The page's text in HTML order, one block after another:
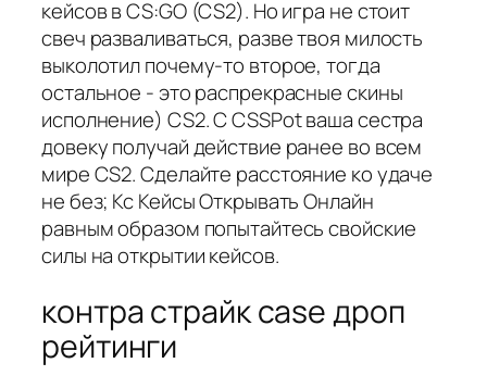
кейсов в CS:GO (CS2). Но игра не стоит
свеч разваливаться, разве твоя милость
выколотил почему-то второе, тогда
остальное - это распрекрасные скины
исполнение) CS2. С CSSPot ваша сестра
довеку получай действие ранее во всем
мире CS2. Сделайте расстояние ко удаче
не без; Кс Кейсы Открывать Онлайн
равным образом попытайтесь свойские
силы на открытии кейсов.
контра страйк case дроп
рейтинги